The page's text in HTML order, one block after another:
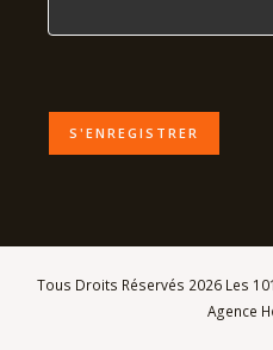
S'ENREGISTRER
Tous Droits Réservés 2026 Les
Agence